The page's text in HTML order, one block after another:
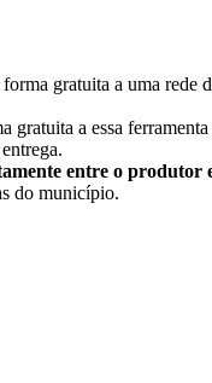
gratuita a uma
gratuita a essa
entre o produtor
do município.